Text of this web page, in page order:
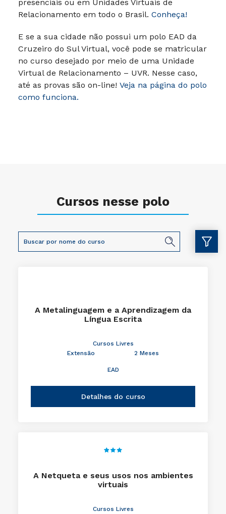
presenciais ou em Unidades Virtuais de
Relacionamento em todo o Brasil. Conheça!
E se a sua cidade não possui um polo EAD da
Cruzeiro do Sul Virtual, você pode se matricular
no curso desejado por meio de uma Unidade
Virtual de Relacionamento – UVR. Nesse caso,
até as provas são on-line! Veja na página do polo
como funciona.
Cursos nesse polo
A Metalinguagem e a Aprendizagem da
Língua Escrita
Cursos Livres
Extensão
2 Meses
EAD
Detalhes do curso
A Netqueta e seus usos nos ambientes
virtuais
Cursos Livres